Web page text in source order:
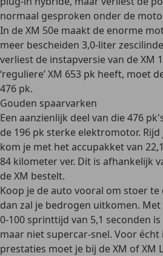
normaal gesproken onder de
In de XM 50e maakt de enorme
meer bescheiden 3,0-liter
verliest de instapversie van de XM
‘reguliere’ XM 653 pk heeft, moet
476 pk.
Gouden spaarvarken
Een aanzienlijk deel van die 476
de 196 pk sterke elektromotor.
kom je met het accupakket van
84 kilometer ver. Dit is afhankelijk
de XM bestelt.
Koop je de auto vooral om stoer
dan zal je bedrogen uitkomen.
0-100 sprinttijd van 5,1 seconden is
maar niet supercar-snel. Voor
prestaties moet je bij de XM of XM